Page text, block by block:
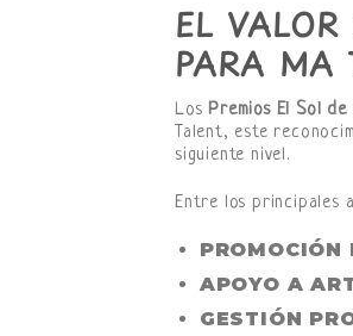
EL
PARA MA
Los Premios El Sol de
Talent, este
siguiente nivel.
Entre los principales
PROMOCIÓN
APOYO A
GESTIÓN